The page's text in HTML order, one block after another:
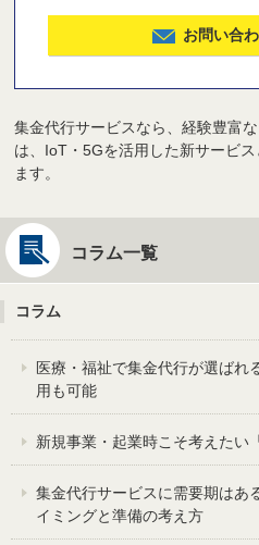
お問い合
集金代行サービスなら、経験豊富
は、IoT・5Gを活用した新サービ
ます。
コラム一覧
コラム
医療・福祉で集金代行が選ば
用も可能
新規事業・起業時こそ考えたい
集金代行サービスに需要期はあ
イミングと準備の考え方